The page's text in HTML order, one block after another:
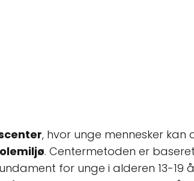
, hvor unge mennesker kan
. Centermetoden er
for unge i alderen 13-19